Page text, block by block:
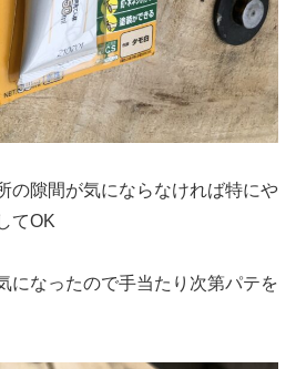
の隙間が気にならなければ特にや
てOK
になったので手当たり次第パテを